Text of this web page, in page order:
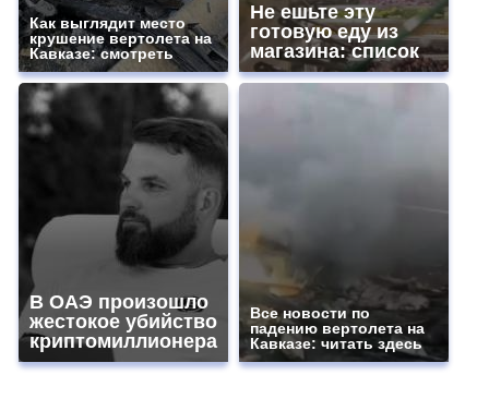
Как выглядит место
крушение вертолета на
Кавказе: смотреть
Не ешьте эту
готовую еду из
магазина: список
В ОАЭ произошло
жестокое убийство
криптомиллионера
Все новости по
падению вертолета на
Кавказе: читать здесь